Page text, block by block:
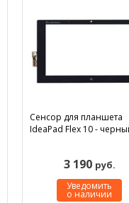
Сенсор для планшета
IdeaPad Flex 10 -
3 190 руб.
Уведомить
о наличии